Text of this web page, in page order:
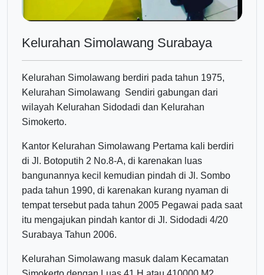
Kelurahan Simolawang Surabaya
Kelurahan Simolawang berdiri pada tahun 1975,
Kelurahan Simolawang Sendiri gabungan dari
wilayah Kelurahan Sidodadi dan Kelurahan
Simokerto.
Kantor Kelurahan Simolawang Pertama kali berdiri
di Jl. Botoputih 2 No.8-A, di karenakan luas
bangunannya kecil kemudian pindah di Jl. Sombo
pada tahun 1990, di karenakan kurang nyaman di
tempat tersebut pada tahun 2005 Pegawai pada saat
itu mengajukan pindah kantor di Jl. Sidodadi 4/20
Surabaya Tahun 2006.
Kelurahan Simolawang masuk dalam Kecamatan